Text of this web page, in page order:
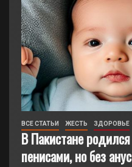
ВСЕ СТАТЬИ ЖЕСТЬ ЗДОРОВЬЕ
В Пакистане
пенисами, но без